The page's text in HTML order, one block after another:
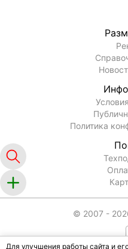
Для улучшения работы сайта и
Политика
© 2007 -